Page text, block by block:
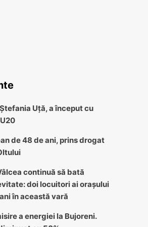
Uță, a început cu
de 48 de ani, prins drogat
continuă să bată
doi locuitori ai orașului
în această vară
a energiei la Bujoreni.